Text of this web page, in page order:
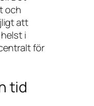
och
att
i
för
tid